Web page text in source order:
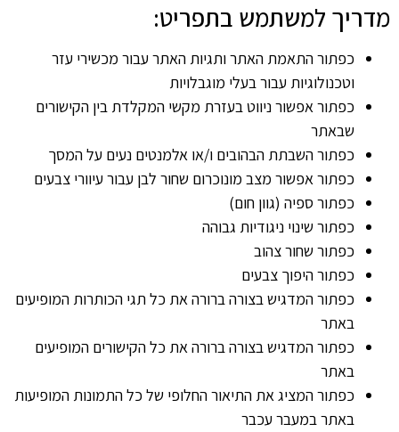
מדריך למשתמש בתפריט:
כפתור התאמת האתר ותגיות האתר עבור מכשירי עזר
וטכנולוגיות עבור בעלי מוגבלויות
כפתור אפשור ניווט בעזרת מקשי המקלדת בין הקישורים
שבאתר
כפתור השבתת הבהובים ו/או אלמנטים נעים על המסך
כפתור אפשור מצב מונוכרום שחור לבן עבור עיוורי צבעים
כפתור ספיה (גוון חום)
כפתור שינוי ניגודיות גבוהה
כפתור שחור צהוב
כפתור היפוך צבעים
כפתור המדגיש בצורה ברורה את כל תגי הכותרות המופיעים
באתר
כפתור המדגיש בצורה ברורה את כל הקישורים המופיעים
באתר
כפתור המציג את התיאור החלופי של כל התמונות המופיעות
באתר במעבר עכבר